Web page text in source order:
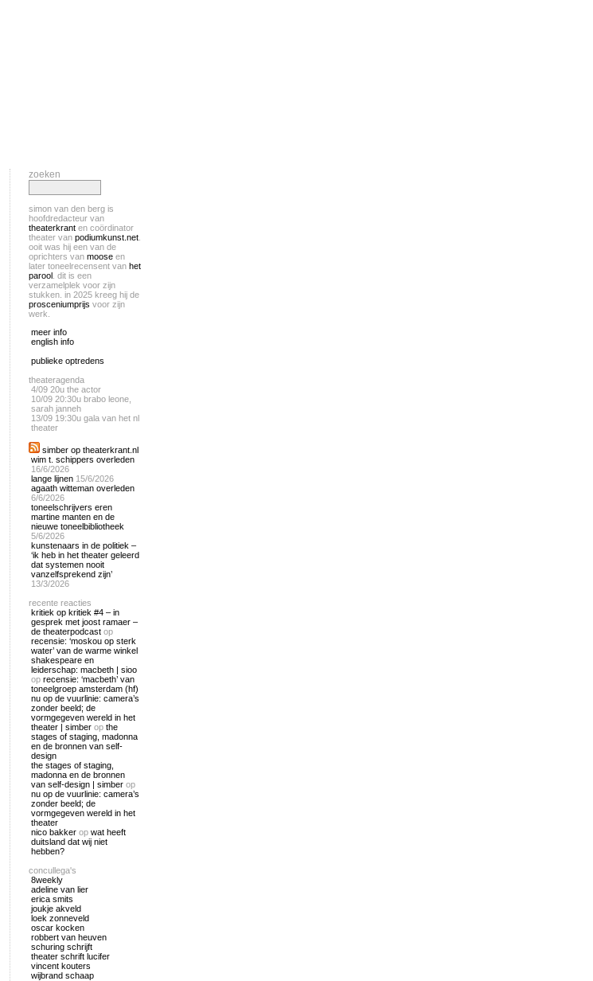
zoeken
simon van den berg is
hoofdredacteur van
theaterkrant en coördinator
theater van podiumkunst.net
ooit was hij een van de
oprichters van moose en
later toneelrecensent van het
parool . dit is een
verzamelplek voor zijn
stukken. in 2025 kreeg hij de
prosceniumprijs voor zijn
werk.
meer info
english info
publieke optredens
theateragenda
4/09 20u the actor
10/09 20:30u brabo leone,
sarah janneh
13/09 19:30u gala van het nl
theater
simber op theaterkrant.nl
wim t. schippers overleden
16/6/2026
lange lijnen 15/6/2026
agaath witteman overleden
6/6/2026
toneelschrijvers eren
martine manten en de
nieuwe toneelbibliotheek
5/6/2026
kunstenaars in de politiek –
‘ik heb in het theater geleerd
dat systemen nooit
vanzelfsprekend zijn’
13/3/2026
recente reacties
kritiek op kritiek #4 – in
gesprek met joost ramaer –
de theaterpodcast op
recensie: ‘moskou op sterk
water’ van de warme winkel
shakespeare en
leiderschap: macbeth | sioo
op recensie: ‘macbeth’ van
toneelgroep amsterdam (hf)
nu op de vuurlinie: camera’s
zonder beeld; de
vormgegeven wereld in het
theater | simber op the
stages of staging, madonna
en de bronnen van self-
design
the stages of staging,
madonna en de bronnen
van self-design | simber op
nu op de vuurlinie: camera’s
zonder beeld; de
vormgegeven wereld in het
theater
nico bakker op wat heeft
duitsland dat wij niet
hebben?
concullega's
8weekly
adeline van lier
erica smits
joukje akveld
loek zonneveld
oscar kocken
robbert van heuven
schuring schrijft
theater schrift lucifer
vincent kouters
wijbrand schaap